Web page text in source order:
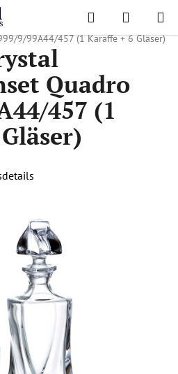
Suchen
Bohemia Crystal
9/99A44/457 (1 Karaffe + 6 Gläser)
Quadro
457 (1